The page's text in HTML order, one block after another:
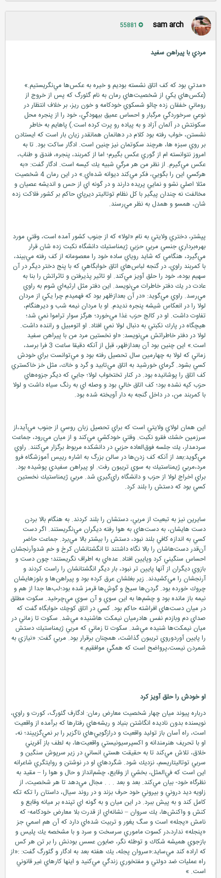
sam arch
مردي با پيراهن سفيد
«مدتي بود كه كف اتاق نشسته بوديم و خيره به عكس‌ها مي‌نگريستيم.»
(عكس‌هاي يكي از شخصيت‌هاي رمان به نام گئورگ كه پس از خروج از
روماني خفقان زده چائو شسكوي خودكامه و خون ريز، بر خلاف انتظار در
نوعي سرخوردگي مرگبار و احساس عميق بيهودگي، خود را از پنجره محل
سكونتش در آلمان آزاد و به پياده رو پرت كرده است.) پاهايم به خاطر
نشستن، خواب رفته بود كلام در دهانمان همانقدر زيان بار است كه ايستادن
بر روي سبزه ها، هرچند سكوتمان نيز چنين است. ادگار ساكت بود. تا به
امروز نتوانسته ام از گوري عكس بگيرم؛ اما از كمربند، پنجره، فندق و طناب،
عكس مي‌گيرم. از نظر من هر مرگي شبيه يك كيسه است. ادگار گفت: «به
هركسي اين را بگويي، فكر مي‌كند ديوانه شده‌اي.» در اين رمان 4 شخصيت
مثلا اصلي نشو و نمايي پريده دارند و در گونه اي از حس و انديشه عصيان و
مخالفت نه چندان پيگير با كل نظام توتاليتر ديرپاي حاكم بر كشور فلاكت زده
شان، همسو و همدل به نظر مي‌رسند.
پپشتر، دختري ولايتي به نام «لولا» كه از جنوب كشور آمده است، وقتي مورد
بهره‌برداري جنسي مربي حزبي ژيمناستيك دانشگاه نكبت زده شان قرار
مي‌گيرد، هنگامي كه شايد روياي ساده خود را معصومانه از كف رفته مي‌بيند،
با كمربند راوي، در گنجه لباس‌هاي اتاق خوابگاهي كه با پنج دختر ديگر در آن
سهيم بوده، خود را حلق آويز مي‌كند. او تاثير پذيرفتن و تاثراتش را بنا به
عادت در يك دفتر خاطرات مي‌نويسد. اين دفتر مثل ارثيه‌اي شوم به راوي
مي‌رسد. راوي مي‌گويد: «در آن بعدازظهر بود كه فهميدم چرا يكي از مردان
لولا را در انعكاس شيشه پنجره نديدم. او با مردان نيمه شب و ديرهنگام،
تفاوت داشت. او در كالج حزب غذا مي‌خورد؛ هرگز سوار تراموا نمي شد؛
هيچگاه در پارك نكبتي به دنبال لولا نمي افتاد. او اتومبيل و راننده داشت.
لولا در دفتر خاطراتش مي‌نويسد: «او نخستين مرد من با پيراهن سفيد
است.» اين چنين بود آن بعدازظهر، قبل از آنكه دقيقا ساعت 3 فرا برسد،
زماني كه لولا به چهارمين سال تحصيل رفته بود و مي‌توانست براي خودش
كسي بشود. گرماي خورشيد به اتاق مي‌تابيد و گرد و خاك، مثل خز خاكستري
كف اتاق را پوشانيده بود. در كنار تختخواب لولا؛ جايي كه ديگر جزوه‌هاي
حزب كپه نشده بود؛ كف اتاق خالي بود و وصله اي به رنگ سياه داشت و لولا
با كمربند من، در داخل گنجه به دار آويخته شده بود.
اين همان لولاي ولايتي است كه براي تحصيل زبان روسي از جنوب مي‌آيد،از
سرزمين خشك فقرو نكبت. وقتي خودكشي مي‌كند و از ميان مي‌رود، جماعت
سردمدار، يك جلسه فوق‌العاده حزبي در دانشكده مربوط برگزار مي‌كنند. راوي
مي‌گويد:بعد از آنكه كف زدن‌ها در سالن بزرگ به اشاره رييس آموزشگاه فرو
مرد،مربي ژيمناستيك به سوي تريبون رفت. او پيراهن سفيدي پوشيده بود.
براي اخراج لولا از حزب و دانشگاه راي‌گيري شد. مربي ژيمناستيك نخستين
كسي بود كه دستش را بلند كرد.
سايرين نيز به تبعيت از مربي، دستشان را بلند كردند. به هنگام بالا بردن
دست هايشان، به دست‌هاي به هوا رفته ديگران مي‌نگريستند. اگر دست
كسي به اندازه كافي بلند نبود، دستش را بيشتر بالا مي‌برد. جماعت حاضر
آن‌قدر دست‌هاشان را بالا نگاه داشتند تا انگشتانشان كرخ و خم شدوآرنجشان
احساس سنگيني كرد وپايين افتاد. عده‌اي به اطراف نگريستند؛ چون دست و
بازوي ديگران از آنها پايين تر نبود، بار ديگر انگشتانشان را راست كردند و
آرنجشان را مي‌كشيدند. زير بغلشان عرق كرده بود و پيراهن‌ها و بلوزهايشان
چروك خورده بود. گردن‌ها سيخ و گوش‌ها قرمز شده بود؛لب‌ها جدا از هم و
نيمه باز مانده بود و چشم‌ها به اين سوي و آن سوي مي‌چرخيد. سكوت مطلق
در ميان دست‌هاي افراشته حاكم بود. كسي در اتاق كوچك خوابگاه گفت كه
صداي دم وبازدم نفس هادرميان نيمكت هاشنيده مي‌شد. سكوت تا زماني در
ميان نيمكت‌ها شنيده مي‌شد. سكوت تا زماني كه مربي ژيمناستيك دستش
را پايين آوردوروي تريبون گذاشت، همچنان برقرار بود. مربي گفت: «نيازي به
شمردن نيست،پرواضح است كه همگي موافقيم.»
او خودش را حلق آويز كرد
درباره پيوند ميان چهار شخصيت معارض رمان: ادگارف گئورگ، كورت و راوي،
نويسنده بدون ناديده انگاشتن بنياد و ريشه‌هاي رفتارها كه برآمده از واقعيت
است، راه آسان باز توليد واقعيت و درازگويي‌هاي ناگزير را بر نمي‌گزييند؛ نه،
او با تحريف هنرمندانه و اكسپرسيونيستي واقعيت‌ها، به لطف باز آفريني
خلاق، تلاش مي‌كند تا به حقيقت هستي انساني در زير سرپوش سنگين و
سربي توتاليتاريسم، نزديك شود. شگردهاي او در نوشتن و روايتگري شاعرانه
اين است كه في‌المثل، بخشي از وقايع، چشم‌انداز و حال و هوا را – مقيد به
نظرگاه خود- بيان مي‌كند. بعد و بعد . . . مجال مي‌دهد تا هر شخصيت، از
زاويه ديد دروني و بيروني خود حرف بزند و در روند سيال، داستان را تكه تكه
كامل كند و به پيش ببرد. در اين ميان و به گونه اي تپنده بر ميانه وقايع و
كنش و واكنش‌ها، يك سروان – نشانه‌اي از قدرت بلا معارض خودكامه- كه
نامش «پجله» است و سگ يغور و تربيت شده‌اي دارد كه آن هم اسمي جز
«پنجله» ندارد،در كسوت ماموري سرسخت و سرد و با مشخصه يك پليس و
بازجوي هميشه شكاك و توطئه نگر، صابون عسس بودنش را بر تن هر كس
كه اراده كند مي‌سايد:«سروان پجله، يك هفته بعد به ادگار و گئورگ گفت: :«از
راه عمليات ضد دولتي و مفتخوري زندگي مي‌كنيد و اينها كارهاي غير قانوني
است. »